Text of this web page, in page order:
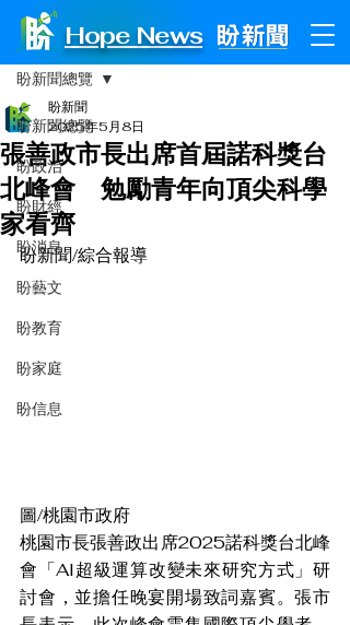
Hope News
文章
盼新聞總覽
盼政治
盼財經
盼消息
盼藝文
盼教育
盼家庭
盼信息
盼新聞總覽
張善政市長出席首屆諾科獎台
北峰會 勉勵青年向頂尖科學
家看齊
盼新聞
2025年5月8日
盼新聞/綜合報導
圖/桃園市政府
桃園市長張善政出席2025諾科獎台北峰
會「AI超級運算改變未來研究方式」研
討會，並擔任晚宴開場致詞嘉賓。張市